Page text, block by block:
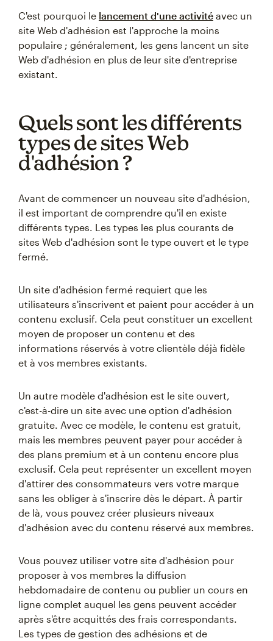
C'est pourquoi le lancement d'une activité avec un
site Web d'adhésion est l'approche la moins
populaire ; généralement, les gens lancent un site
Web d'adhésion en plus de leur site d'entreprise
existant.
Quels sont les différents
types de sites Web
d'adhésion ?
Avant de commencer un nouveau site d'adhésion,
il est important de comprendre qu'il en existe
différents types. Les types les plus courants de
sites Web d'adhésion sont le type ouvert et le type
fermé.
Un site d'adhésion fermé requiert que les
utilisateurs s'inscrivent et paient pour accéder à un
contenu exclusif. Cela peut constituer un excellent
moyen de proposer un contenu et des
informations réservés à votre clientèle déjà fidèle
et à vos membres existants.
Un autre modèle d'adhésion est le site ouvert,
c'est-à-dire un site avec une option d'adhésion
gratuite. Avec ce modèle, le contenu est gratuit,
mais les membres peuvent payer pour accéder à
des plans premium et à un contenu encore plus
exclusif. Cela peut représenter un excellent moyen
d'attirer des consommateurs vers votre marque
sans les obliger à s'inscrire dès le départ. À partir
de là, vous pouvez créer plusieurs niveaux
d'adhésion avec du contenu réservé aux membres.
Vous pouvez utiliser votre site d'adhésion pour
proposer à vos membres la diffusion
hebdomadaire de contenu ou publier un cours en
ligne complet auquel les gens peuvent accéder
après s'être acquittés des frais correspondants.
Les types de gestion des adhésions et de